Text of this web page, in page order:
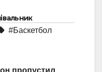
#Баскетбол